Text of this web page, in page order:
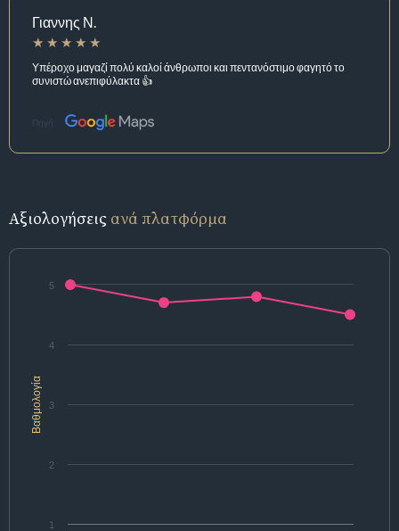
Γιαννης Ν.
Υπέροχο μαγαζί πολύ καλοί άνθρωποι και πεντανόστιμο φαγητό το
συνιστώ ανεπιφύλακτα 👍
Πηγή:
Αξιολογήσεις ανά πλατφόρμα
Βαθμολογία
1
2
3
4
5